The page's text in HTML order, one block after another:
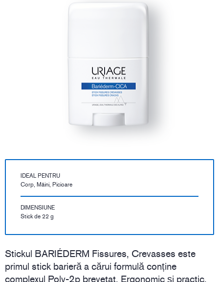
IDEAL PENTRU
Corp, Mâini, Picioare
DIMENSIUNE
Stick de 22 g
Stickul BARIÉDERM Fissures, Crevasses este
primul stick barieră a cărui formulă conține
complexul Poly-2p brevetat. Ergonomic și practic,